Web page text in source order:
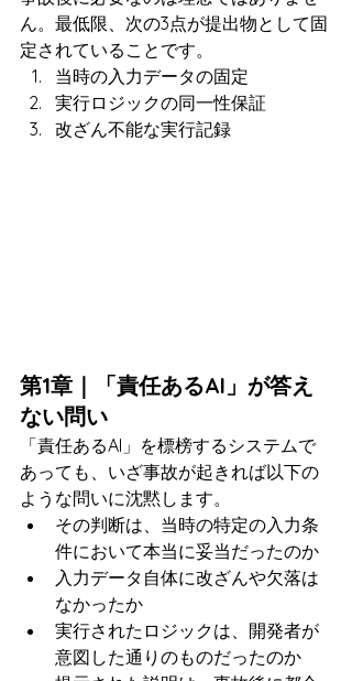
ん。最低限、次の3点が提出物として固
定されていることです。
当時の入力データの固定
実行ロジックの同一性保証
改ざん不能な実行記録
第1章｜「責任あるAI」が答え
ない問い
「責任あるAI」を標榜するシステムで
あっても、いざ事故が起きれば以下の
ような問いに沈黙します。
その判断は、当時の特定の入力条
件において本当に妥当だったのか
入力データ自体に改ざんや欠落は
なかったか
実行されたロジックは、開発者が
意図した通りのものだったのか